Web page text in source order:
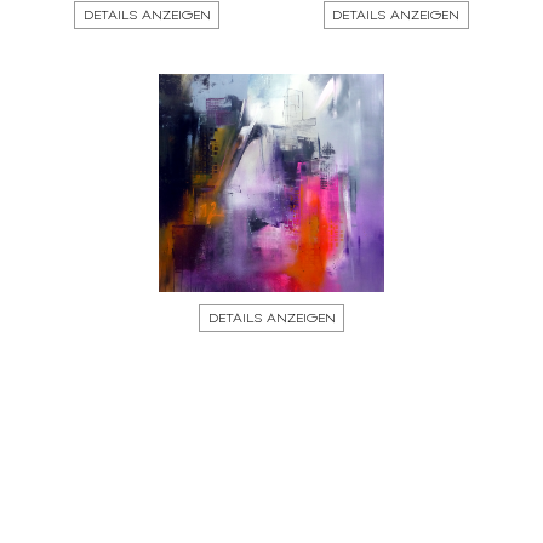
DETAILS ANZEIGEN DETAILS ANZEIGEN
DETAILS ANZEIGEN